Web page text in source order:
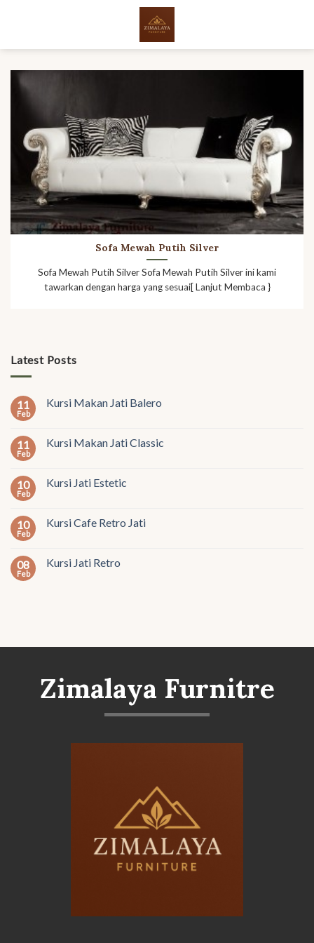
Latest Posts
11
Feb
Kursi Makan Jati Balero
11
Feb
Kursi Makan Jati Classic
10
Feb
Kursi Jati Estetic
10
Feb
Kursi Cafe Retro Jati
08
Feb
Kursi Jati Retro
Sofa Mewah Putih Silver
Sofa Mewah Putih Silver Sofa Mewah Putih Silver ini kami
tawarkan dengan harga yang sesuai[ Lanjut Membaca }
Zimalaya Furnitre